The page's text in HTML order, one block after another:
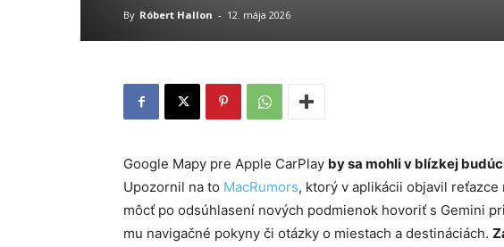
By Róbert Hallon - 12. mája 2026
Google Mapy pre Apple CarPlay by sa mohli v blízkej
Upozornil na to MacRumors, ktorý v aplikácii objavil
môcť po odsúhlasení nových podmienok hovoriť s Gemini
mu navigačné pokyny či otázky o miestach a destináciách.